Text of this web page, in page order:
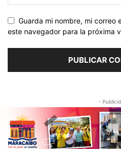
Guarda mi nombre, mi correo
este navegador para la próxima
-